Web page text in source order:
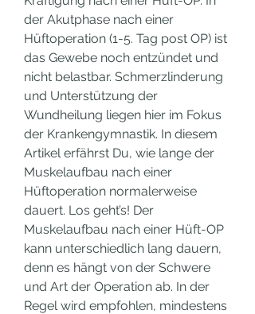
der Akutphase nach einer
Hüftoperation (1-5. Tag post OP) ist
das Gewebe noch entzündet und
nicht belastbar. Schmerzlinderung
und Unterstützung der
Wundheilung liegen hier im Fokus
der Krankengymnastik. In diesem
Artikel erfährst Du, wie lange der
Muskelaufbau nach einer
Hüftoperation normalerweise
dauert. Los geht’s! Der
Muskelaufbau nach einer Hüft-OP
kann unterschiedlich lang dauern,
denn es hängt von der Schwere
und Art der Operation ab. In der
Regel wird empfohlen, mindestens